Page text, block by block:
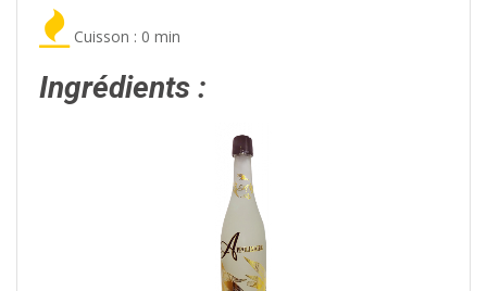
Cuisson : 0 min
Ingrédients :